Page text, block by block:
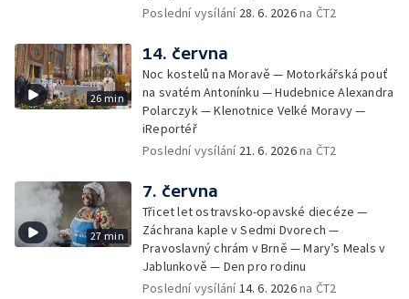
Poslední vysílání 28. 6. 2026na ČT2
26 min
14. června
Noc kostelů na Moravě — Motorkářská pouť
na svatém Antonínku — Hudebnice Alexandra
Polarczyk — Klenotnice Velké Moravy —
iReportéř
Poslední vysílání 21. 6. 2026na ČT2
27 min
7. června
Třicet let ostravsko-opavské diecéze —
Záchrana kaple v Sedmi Dvorech —
Pravoslavný chrám v Brně — Mary’s Meals v
Jablunkově — Den pro rodinu
Poslední vysílání14. 6. 2026na ČT2